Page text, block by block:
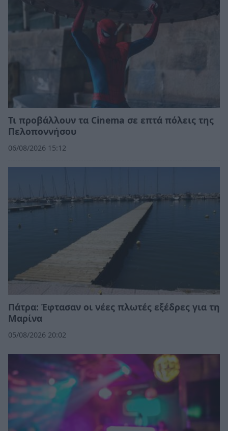
Τι προβάλλουν τα Cinema σε επτά πόλεις της
Πελοποννήσου
06/08/2026 15:12
Πάτρα: Έφτασαν οι νέες πλωτές εξέδρες για τη
Μαρίνα
05/08/2026 20:02